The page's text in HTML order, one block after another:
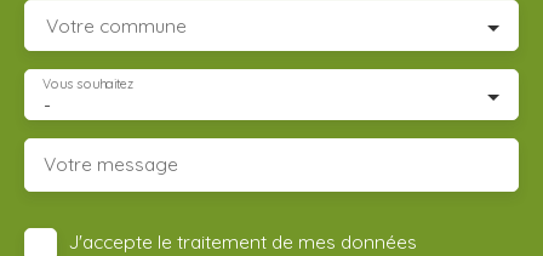
Votre commune
-
Vous souhaitez
Votre message
J'accepte le traitement de mes données